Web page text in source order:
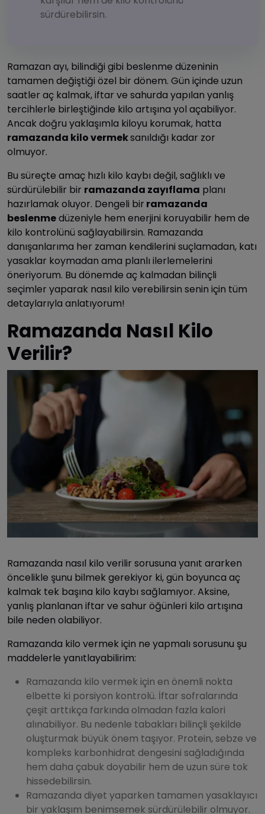
sürdürebilirsin.
Ramazan ayı, bilindiği gibi beslenme düzeninin
tamamen değiştiği özel bir dönem. Gün içinde uzun
saatler aç kalmak, iftar ve sahurda yapılan yanlış
tercihlerle birleştiğinde kilo artışına yol açabiliyor.
Ancak doğru yaklaşımla kiloyu korumak, hatta
ramazanda kilo vermeksanıldığı kadar zor
olmuyor.
Bu süreçte amaç hızlı kilo kaybı değil, sağlıklı ve
sürdürülebilir bir ramazanda zayıflama planı
hazırlamak oluyor. Dengeli bir ramazanda
beslenmedüzeniyle hem enerjini koruyabilir hem de
kilo kontrolünü sağlayabilirsin. Ramazanda
danışanlarıma her zaman kendilerini suçlamadan, katı
yasaklar koymadan ama planlı ilerlemelerini
öneriyorum. Bu dönemde aç kalmadan bilinçli
seçimler yaparak nasıl kilo verebilirsin senin için tüm
detaylarıyla anlatıyorum!
Ramazanda Nasıl Kilo
Verilir?
Ramazanda nasıl kilo verilir sorusuna yanıt ararken
öncelikle şunu bilmek gerekiyor ki, gün boyunca aç
kalmak tek başına kilo kaybı sağlamıyor. Aksine,
yanlış planlanan iftar ve sahur öğünleri kilo artışına
bile neden olabiliyor.
Ramazanda kilo vermek için ne yapmalı sorusunu şu
maddelerle yanıtlayabilirim:
Ramazanda kilo vermek için en önemli nokta
elbette ki porsiyon kontrolü. İftar sofralarında
çeşit arttıkça farkında olmadan fazla kalori
alınabiliyor. Bu nedenle tabakları bilinçli şekilde
oluşturmak büyük önem taşıyor. Protein, sebze ve
kompleks karbonhidrat dengesini sağladığında
hem daha çabuk doyabilir hem de uzun süre tok
hissedebilirsin.
Ramazanda diyet yaparken tamamen yasaklayıcı
bir yaklaşım benimsemek sürdürülebilir olmuyor.